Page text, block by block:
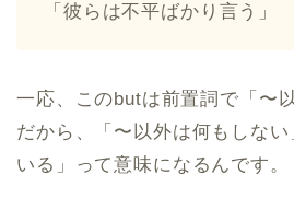
「彼らは不平ばかり言う」
一応、このbutは前置詞で「〜
だから、「〜以外は何もしな
いる」って意味になるんです。